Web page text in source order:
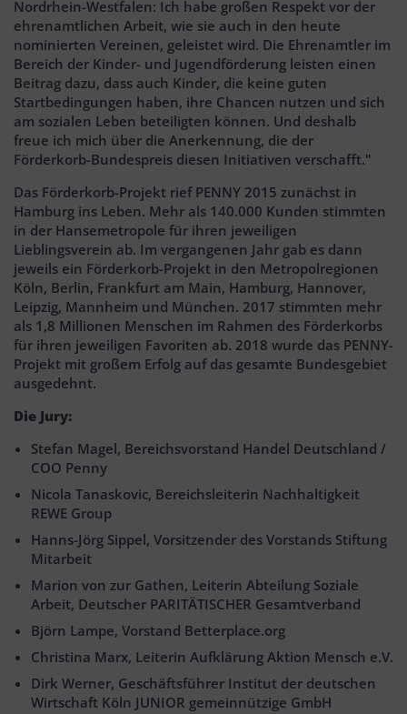
Nordrhein-Westfalen: Ich habe großen Respekt vor der
ehrenamtlichen Arbeit, wie sie auch in den heute
nominierten Vereinen, geleistet wird. Die Ehrenamtler im
Bereich der Kinder- und Jugendförderung leisten einen
Beitrag dazu, dass auch Kinder, die keine guten
Startbedingungen haben, ihre Chancen nutzen und sich
am sozialen Leben beteiligten können. Und deshalb
freue ich mich über die Anerkennung, die der
Förderkorb-Bundespreis diesen Initiativen verschafft."
Das Förderkorb-Projekt rief PENNY 2015 zunächst in
Hamburg ins Leben. Mehr als 140.000 Kunden stimmten
in der Hansemetropole für ihren jeweiligen
Lieblingsverein ab. Im vergangenen Jahr gab es dann
jeweils ein Förderkorb-Projekt in den Metropolregionen
Köln, Berlin, Frankfurt am Main, Hamburg, Hannover,
Leipzig, Mannheim und München. 2017 stimmten mehr
als 1,8 Millionen Menschen im Rahmen des Förderkorbs
für ihren jeweiligen Favoriten ab. 2018 wurde das PENNY-
Projekt mit großem Erfolg auf das gesamte Bundesgebiet
ausgedehnt.
Die Jury:
Stefan Magel, Bereichsvorstand Handel Deutschland /
COO Penny
Nicola Tanaskovic, Bereichsleiterin Nachhaltigkeit
REWE Group
Hanns-Jörg Sippel, Vorsitzender des Vorstands Stiftung
Mitarbeit
Marion von zur Gathen, Leiterin Abteilung Soziale
Arbeit, Deutscher PARITÄTISCHER Gesamtverband
Björn Lampe, Vorstand Betterplace.org
Christina Marx, Leiterin Aufklärung Aktion Mensch e.V.
Dirk Werner, Geschäftsführer Institut der deutschen
Wirtschaft Köln JUNIOR gemeinnützige GmbH